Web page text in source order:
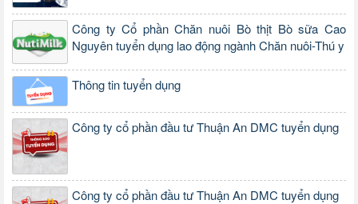
Công ty Cổ phần Chăn nuôi Bò thịt Bò sữa Cao
Nguyên tuyển dụng lao động ngành Chăn nuôi-Thú y
Thông tin tuyển dụng
Công ty cổ phần đầu tư Thuận An DMC tuyển dụng
Công ty cổ phần đầu tư Thuận An DMC tuyển dụng